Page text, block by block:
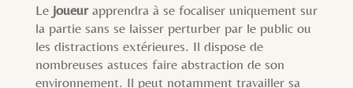
Le joueurapprendra à se focaliser uniquement sur
la partie sans se laisser perturber par le public ou
les distractions extérieures. Il dispose de
nombreuses astuces faire abstraction de son
environnement. Il peut notamment travailler sa